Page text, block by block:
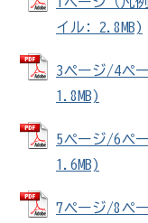
イル: 2.8MB)
3ページ/4ペ
1.8MB)
5ページ/6ペ
1.6MB)
7ページ/8ペ